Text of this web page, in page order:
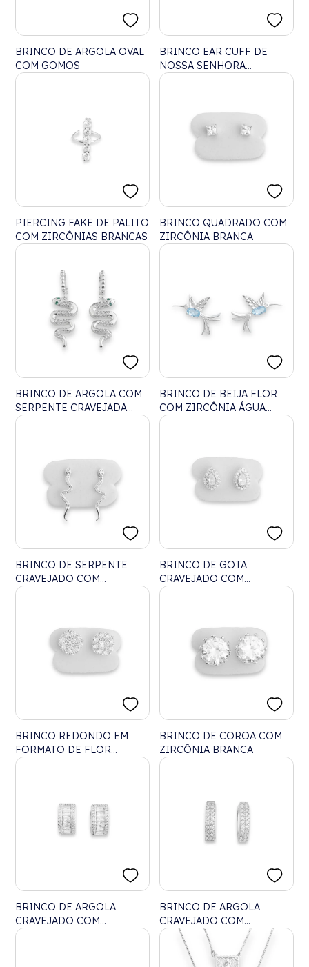
BRINCO DE ARGOLA OVAL
COM GOMOS
BRINCO EAR CUFF DE
NOSSA SENHORA
APARECIDA E ESTRELA
PIERCING FAKE DE PALITO
COM ZIRCÔNIAS BRANCAS
BRINCO QUADRADO COM
ZIRCÔNIA BRANCA
BRINCO DE ARGOLA COM
SERPENTE CRAVEJADA
COM ZIRCÔNIAS
BRINCO DE BEIJA FLOR
COM ZIRCÔNIA ÁGUA
MARINHA
BRINCO DE SERPENTE
CRAVEJADO COM
ZIRCÔNIAS
BRINCO DE GOTA
CRAVEJADO COM
ZIRCÔNIAS
BRINCO REDONDO EM
FORMATO DE FLOR
CRAVEJADO DE ZIRCÔNIAS
BRINCO DE COROA COM
ZIRCÔNIA BRANCA
BRINCO DE ARGOLA
CRAVEJADO COM
ZIRCÔNIA CRISTAL
BRINCO DE ARGOLA
CRAVEJADO COM
ZIRCÔNIAS